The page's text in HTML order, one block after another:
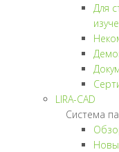
Для
LIRA-CAD
Система